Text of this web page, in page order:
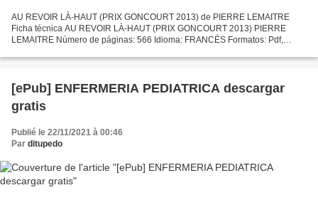
AU REVOIR LÀ-HAUT (PRIX GONCOURT 2013) de PIERRE LEMAITRE
Ficha técnica AU REVOIR LÀ-HAUT (PRIX GONCOURT 2013) PIERRE
LEMAITRE Número de páginas: 566 Idioma: FRANCÉS Formatos: Pdf,
de...
[ePub] ENFERMERIA PEDIATRICA descargar
gratis
Publié le 22/11/2021 à 00:46
Par ditupedo